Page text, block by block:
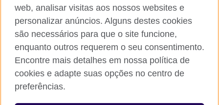
British Council global
Comentários e reclamações
Política de privacidade e termos de uso
web, analisar visitas aos nossos websites e
personalizar anúncios. Alguns destes cookies
são necessários para que o site funcione,
enquanto outros requerem o seu consentimento.
Encontre mais detalhes em nossa política de
cookies e adapte suas opções no centro de
preferências.